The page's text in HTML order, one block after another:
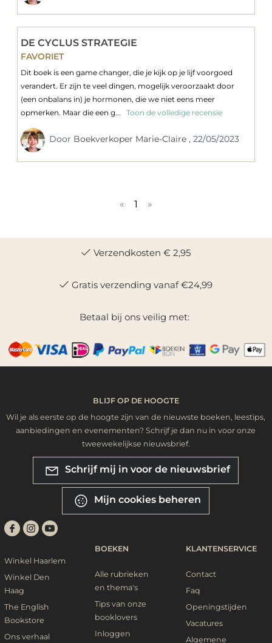
DE CYCLUS STRATEGIE
FAVORIET
Dit boek is een game changer, die je kijk op je lijf voorgoed
verandert. Er zijn te veel dingen, mogelijk veroorzaakt door
(een onbalans in) je hormonen, die we niet eens meer
opmerken. Maar die een g...
Toon de volledige recensie
Door Boekverkoper Marie-Claire, 22/05/2023
« 1 »
Verzendkosten € 2,95
Gratis verzending vanaf €24,99
Betaal bij ons veilig met:
BLIJF OP DE HOOGTE
Wil je als eerste op de hoogte zijn van de nieuwste boeken, leestips,
aanbiedingen en evenementen? Schrijf je dan nu in voor onze
tweewekelijkse nieuwsbrief.
Schrijf mij in voor de nieuwsbrief
Mijn cookies beheren
Winkel Haarlem
Winkel Den
Haag
The English
Bookstore
Ons verhaal
BOEKEN
Alle rubrieken
en thema's
Tips van onze
booklovers
Inloggen
KLANTENSERVICE
Contact
Faq
Openingstijden
Vacatures
Algemene